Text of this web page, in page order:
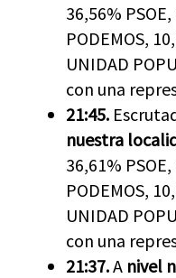
36,56%
PODEMOS,
UNIDAD
con una
21:45.
nuestra
36,61%
PODEMOS,
UNIDAD
con una
21:37.A nivel